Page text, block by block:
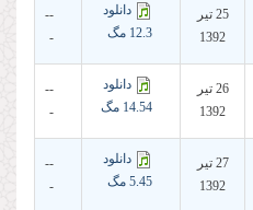
25 تير
1392
دانلود
12.3 مگ
--
-
26 تير
1392
دانلود
14.54 مگ
--
-
27 تير
1392
دانلود
5.45 مگ
--
-